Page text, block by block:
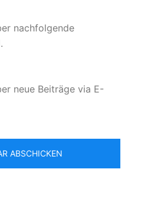
nachfolgende
neue Beiträge via E-